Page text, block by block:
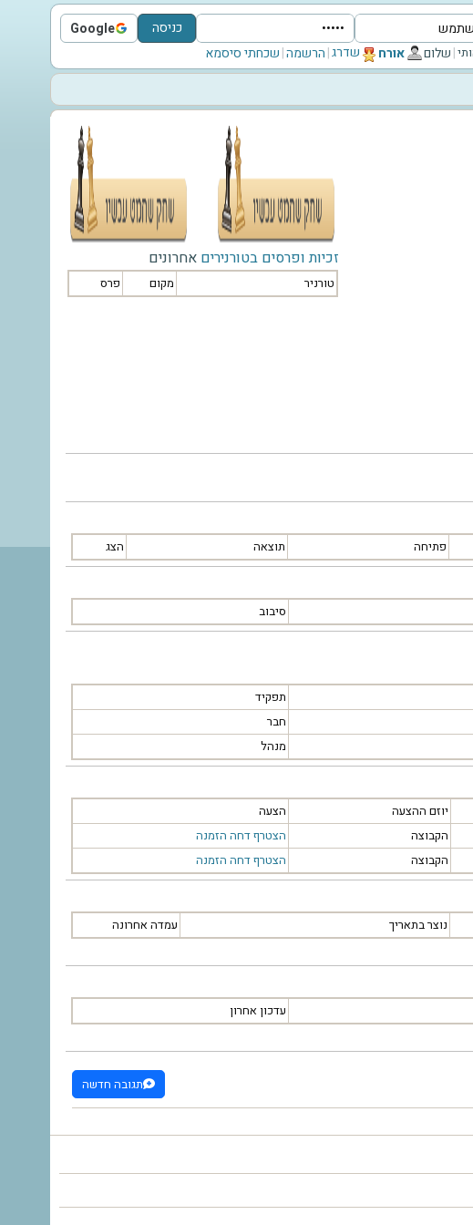
כניסה Google
Sign in with Google
|שלום ‫אורח‬ שדרג|הרשמה|שכחתי סיסמא
זכיות ופרסים בטורנירים אחרונים
טורניר מקום פרס
פתיחה תוצאה הצג
סיבוב
תפקיד
חבר
מנהל
יוזם ההצעה
הצעה
הקבוצה הצטרףדחה הזמנה
הקבוצה הצטרףדחה הזמנה
נוצר בתאריך עמדה אחרונה
עדכון אחרון
תגובה חדשה